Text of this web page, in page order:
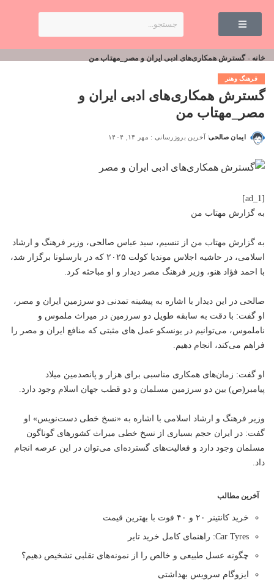
خانه -گسترش همکاری‌های ادبی ایران و مصر_مهتاب من
فرهنگ وهنر
گسترش همکاری‌های ادبی ایران و
مصر_مهتاب من
ایمان صالحی آخرین بروزرسانی : مهر ۱۴, ۱۴۰۴
[ad_1]
به گزارش مهتاب من
به گزارش مهتاب من از تنسیم، سید عباس صالحی، وزیر فرهنگ و ارشاد
اسلامی، در حاشیه اجلاس موندیا کولت ۲۰۲۵ که در بارسلونا برگزار شد،
با احمد فؤاد هنو، وزیر فرهنگ مصر دیدار و او مباحثه کرد.
صالحی در این دیدار با اشاره به پیشینه تمدنی دو سرزمین ایران و مصر،
او گفت: با دقت به سابقه طویل دو سرزمین در میراث ملموس و
ناملموس، می‌توانیم در یونسکو عمل های مثبتی که منافع ایران و مصر را
فراهم می‌کند، انجام دهیم.
او گفت: زمان‌های همکاری مناسبی برای هزار و پانصدمین میلاد
پیامبر(ص) بین دو سرزمین مسلمان و دو قطب جهان اسلام وجود دارد.
وزیر فرهنگ و ارشاد اسلامی با اشاره به «نسخ خطی دست‌نویس» او
گفت: در ایران حجم بسیاری از نسخ خطی میراث کشورهای گوناگون
مسلمان وجود دارد و فعالیت‌های گسترده‌ای می‌توان در این عرصه انجام
داد.
آخرین مطالب
خرید کانتینر ۲۰ و ۴۰ فوت با بهترین قیمت
Car Tyres: راهنمای کامل خرید تایر
چگونه عسل طبیعی و خالص را از نمونه‌های تقلبی تشخیص دهیم؟
ایزوگام سرویس بهداشتی